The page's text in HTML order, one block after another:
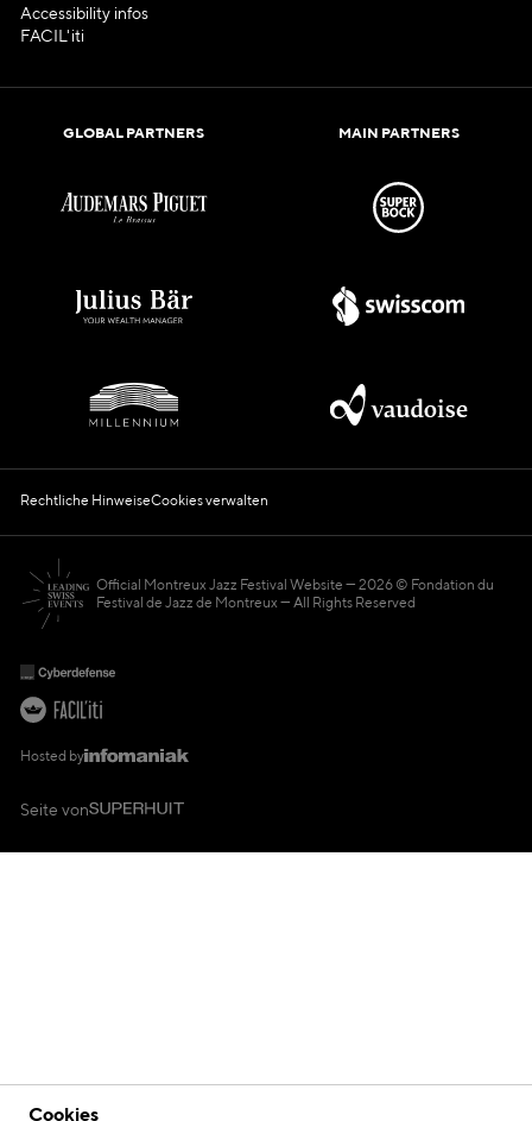
Cookies
Accessibility infos
FACIL'iti
GLOBAL PARTNERS MAIN PARTNERS
Rechtliche HinweiseCookies verwalten
Official Montreux Jazz Festival Website
2026 © Fondation du
Festival de Jazz de Montreux — All Rights Reserved
Hosted by
Seite von